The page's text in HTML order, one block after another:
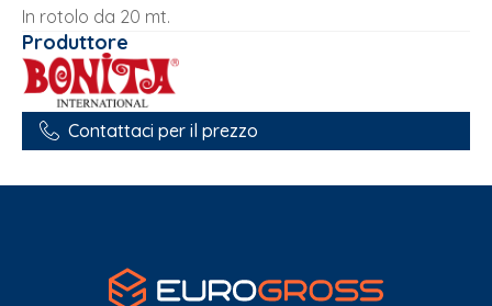
In rotolo da 20 mt.
Produttore
Contattaci per il prezzo